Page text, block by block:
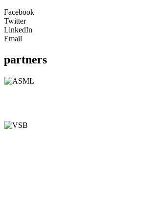
Facebook
Twitter
LinkedIn
Email
partners